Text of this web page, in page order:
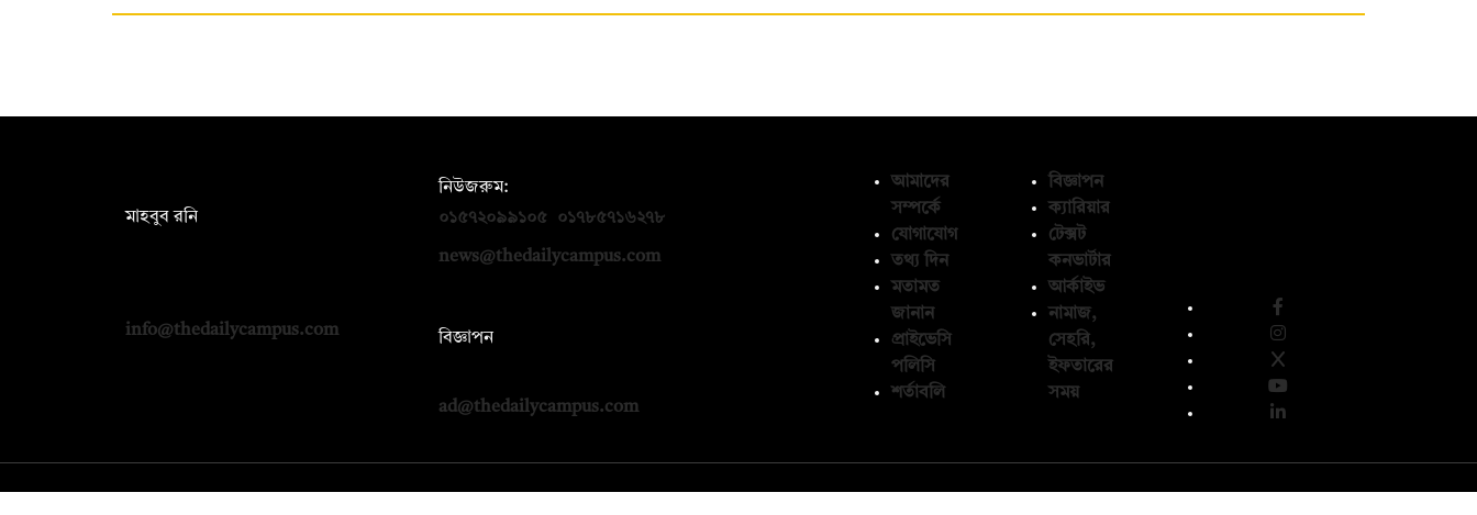
মাহবুব রনি
info@thedailycampus.com
নিউজরুম:
০১৫৭২০৯৯১০৫
০১৭৮৫৭১৬২৭৮
news@thedailycampus.com
বিজ্ঞাপন
ad@thedailycampus.com
আমাদের
সম্পর্কে
যোগাযোগ
তথ্য দিন
মতামত
জানান
প্রাইভেসি
পলিসি
শর্তাবলি
বিজ্ঞাপন
ক্যারিয়ার
টেক্সট
কনভার্টার
আর্কাইভ
নামাজ,
সেহরি,
ইফতারের
সময়
© কপিরাইট 2026, দ্য ডেইলি ক্যাম্পাস লিমিটেড